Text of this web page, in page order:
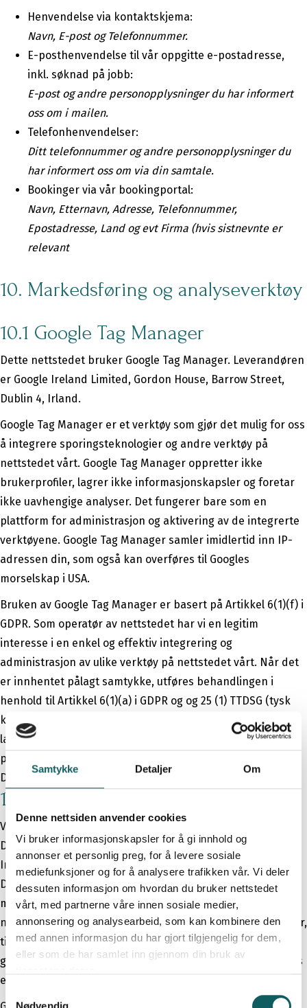
Samtykke Detaljer Om
Denne nettsiden anvender cookies
Vi bruker informasjonskapsler for å gi innhold og
annonser et personlig preg, for å levere sosiale
mediefunksjoner og for å analysere trafikken vår. Vi deler
dessuten informasjon om hvordan du bruker nettstedet
vårt, med partnerne våre innen sosiale medier,
annonsering og analysearbeid, som kan kombinere den
med annen informasjon du har gjort tilgjengelig for dem,
eller som de har samlet inn gjennom din bruk av
Nødvendig
Henvendelse via kontaktskjema:
Navn, E-post og Telefonnummer.
E-posthenvendelse til vår oppgitte e-postadresse,
inkl. søknad på jobb:
E-post og andre personopplysninger du har informert
oss om i mailen.
Telefonhenvendelser:
Ditt telefonnummer og andre personopplysninger du
har informert oss om via din samtale.
Bookinger via vår bookingportal:
Navn, Etternavn, Adresse, Telefonnummer,
Epostadresse, Land og evt Firma (hvis sistnevnte er
relevant
10. Markedsføring og analyseverktøy
10.1 Google Tag Manager
Dette nettstedet bruker Google Tag Manager. Leverandøren
er Google Ireland Limited, Gordon House, Barrow Street,
Dublin 4, Irland.
Google Tag Manager er et verktøy som gjør det mulig for oss
å integrere sporingsteknologier og andre verktøy på
nettstedet vårt. Google Tag Manager oppretter ikke
brukerprofiler, lagrer ikke informasjonskapsler og foretar
ikke uavhengige analyser. Det fungerer bare som en
plattform for administrasjon og aktivering av de integrerte
verktøyene. Google Tag Manager samler imidlertid inn IP-
adressen din, som også kan overføres til Googles
morselskap i USA.
Bruken av Google Tag Manager er basert på Artikkel 6(1)(f) i
GDPR. Som operatør av nettstedet har vi en legitim
interesse i en enkel og effektiv integrering og
administrasjon av ulike verktøy på nettstedet vårt. Når det
er innhentet pålagt samtykke, utføres behandlingen i
henhold til Artikkel 6(1)(a) i GDPR og og 25 (1) TTDSG (tysk
kommunikasjonslov), forutsatt at samtykket inkluderer
lagring av informasjonskapsler eller tilgang til informasjon
på brukerens enhet (for eksempel enhetsfingeravtrykk).
Dette samtykket kan tilbakekalles når som helst.
10.2 Google analytics
Vi benytter tjenesten Google Analytics på dette nettstedet.
Dette er et verktøy for nettanalyse som tilbys av Google
Ireland Limited ("Google"), Gordon House, Barrow Street,
Dublin 4, Irland. Google Analytics gir nettstedets operatør
muligheten til å analysere besøkendes atferdsmønstre på
nettstedet. Dette inkluderer informasjon som besøkte sider,
tidsbruk på sidene, operativsystem og brukerens
geografiske beliggenhet. Disse dataene samles og tilordnes
en unik bruker-ID knyttet til den besøkendes enhet.